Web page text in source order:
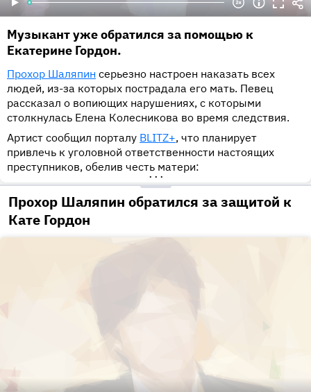
Музыкант уже обратился за помощью к
Екатерине Гордон.
Прохор Шаляпин серьезно настроен наказать всех
людей, из-за которых пострадала его мать. Певец
рассказал о вопиющих нарушениях, с которыми
столкнулась Елена Колесникова во время следствия.
Артист сообщил порталу BLITZ+, что планирует
привлечь к уголовной ответственности настоящих
преступников, обелив честь матери:
•••
Прохор Шаляпин обратился за защитой к
Кате Гордон